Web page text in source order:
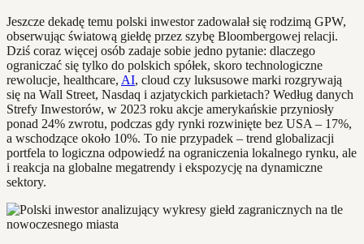
Jeszcze dekadę temu polski inwestor zadowalał się rodzimą GPW,
obserwując światową giełdę przez szybę Bloombergowej relacji.
Dziś coraz więcej osób zadaje sobie jedno pytanie: dlaczego
ograniczać się tylko do polskich spółek, skoro technologiczne
rewolucje, healthcare, AI, cloud czy luksusowe marki rozgrywają
się na Wall Street, Nasdaq i azjatyckich parkietach? Według danych
Strefy Inwestorów, w 2023 roku akcje amerykańskie przyniosły
ponad 24% zwrotu, podczas gdy rynki rozwinięte bez USA – 17%,
a wschodzące około 10%. To nie przypadek – trend globalizacji
portfela to logiczna odpowiedź na ograniczenia lokalnego rynku, ale
i reakcja na globalne megatrendy i ekspozycję na dynamiczne
sektory.